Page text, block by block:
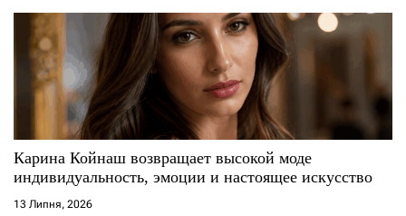
Карина Койнаш возвращает высокой моде
индивидуальность, эмоции и настоящее искусство
13 Липня, 2026